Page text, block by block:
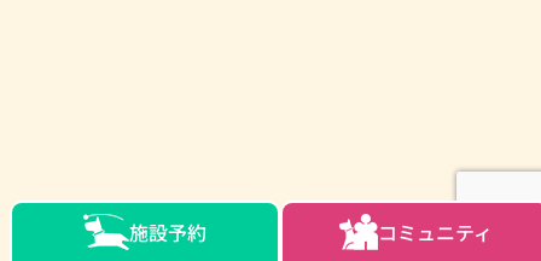
施設予約 コミュニティ